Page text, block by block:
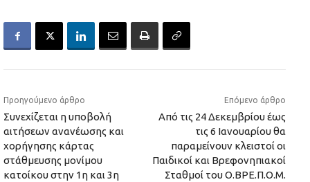
Προηγούμενο άρθρο
Συνεχίζεται η υποβολή
αιτήσεων ανανέωσης και
χορήγησης κάρτας
στάθμευσης μονίμου
κατοίκου στην 1η και 3η
Επόμενο άρθρο
Από τις 24 Δεκεμβρίου έως
τις 6 Ιανουαρίου θα
παραμείνουν κλειστοί οι
Παιδικοί και Βρεφονηπιακοί
Σταθμοί του Ο.ΒΡΕ.Π.Ο.Μ.